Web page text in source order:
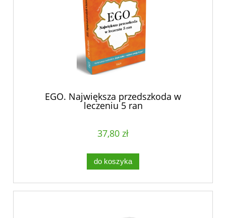
EGO. Największa przedszkoda w
leczeniu 5 ran
37,80 zł
do koszyka